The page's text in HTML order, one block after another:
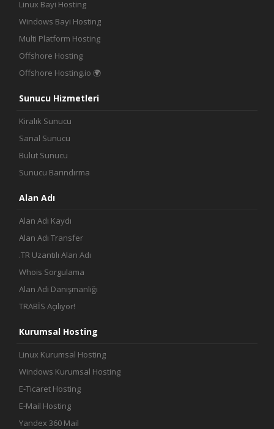
İletişim
Linux Bayi Hosting
Windows Bayi Hosting
Multi Platform Hosting
Offshore Hosting
Offshore Hosting.io 🌍
Sunucu Hizmetleri
Kiralık Sunucu
Sanal Sunucu
Bulut Sunucu
Sunucu Barındırma
Alan Adı
Alan Adı Kaydı
Alan Adı Transfer
.TR Uzantılı Alan Adı
Whois Sorgulama
Alan Adı Danışmanlığı
TRABİS Açılıyor!
Kurumsal Hosting
Linux Kurumsal Hosting
Windows Kurumsal Hosting
E-Ticaret Hosting
E-Mail Hosting
Yandex 360 Mail